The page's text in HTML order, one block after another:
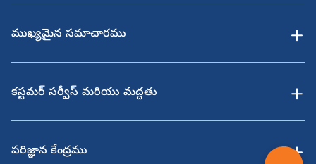
ముఖ్యమైన సమాచారము
కస్టమర్ సర్వీస్ మరియు మద్దతు
పరిజ్ఞాన కేంద్రము